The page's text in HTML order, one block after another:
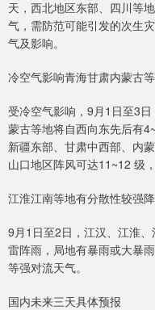
天，西北地区东部、四川等
气，需防范可能引发的次生
气及影响。
冷空气影响青海甘肃内蒙古
受冷空气影响，9月1日至3
蒙古等地将自西向东先后有
新疆东部、甘肃中西部、内
山口地区阵风可达11~12 级
江淮江南等地有分散性较强
9月1日至2日，江汉、江淮
雷阵雨，局地有暴雨或大暴
等强对流天气。
国内未来三天具体预报